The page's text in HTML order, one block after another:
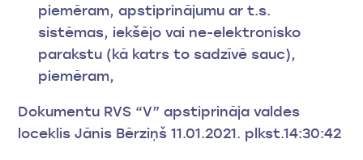
piemēram, apstiprinājumu ar t.s.
sistēmas, iekšējo vai ne-elektronisko
parakstu (kā katrs to sadzīvē sauc),
piemēram,
Dokumentu RVS “V” apstiprināja valdes
loceklis Jānis Bērziņš 11.01.2021. plkst.14:30:42